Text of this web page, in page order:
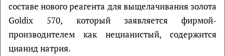
составе нового реагента для выщелачивания золота
Goldix 570, который заявляется фирмой-
производителем как нецианистый, содержится
цианид натрия.